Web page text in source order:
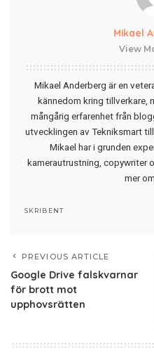
Mikael
View
Mikael Anderberg är en
kännedom kring tillverkare,
mångårig erfarenhet från
utvecklingen av Tekniksmart
Mikael har i grunden
kamerautrustning, copywriter
mer
SKRIBENT
PREVIOUS ARTICLE
Google Drive falskvarnar
för brott mot
upphovsrätten